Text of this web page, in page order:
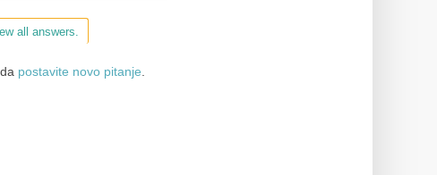
all answers.
postavite novo pitanje.